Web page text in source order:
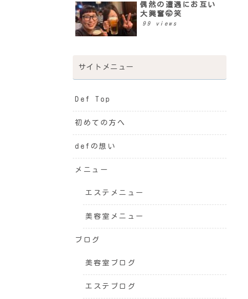
偶然の遭遇にお互い
大興奮🤭笑
99 views
サイトメニュー
Def Top
初めての方へ
defの想い
メニュー
エステメニュー
美容室メニュー
ブログ
美容室ブログ
エステブログ